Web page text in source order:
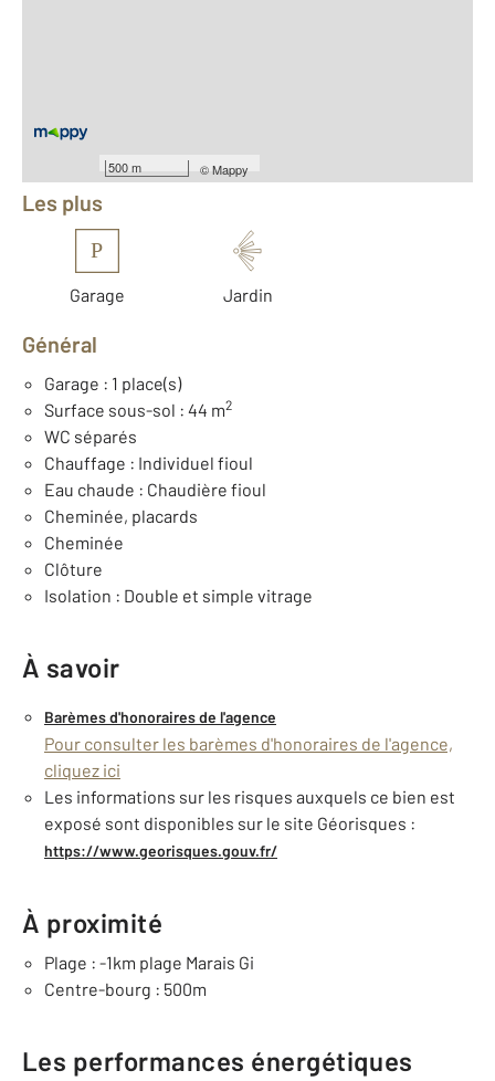
500 m ©Mappy
Équipements
Les plus
P
Garage Jardin
Général
Garage : 1 place(s)
Surface sous-sol : 44 m2
WC séparés
Chauffage : Individuel fioul
Eau chaude : Chaudière fioul
Cheminée, placards
Cheminée
Clôture
Isolation : Double et simple vitrage
À savoir
Barèmes d'honoraires de l'agence
Pour consulter les barèmes d'honoraires de l'agence,
cliquez ici
Les informations sur les risques auxquels ce bien est
exposé sont disponibles sur le site Géorisques :
https://www.georisques.gouv.fr/
À proximité
Plage : -1km plage Marais Gi
Centre-bourg : 500m
Les performances énergétiques